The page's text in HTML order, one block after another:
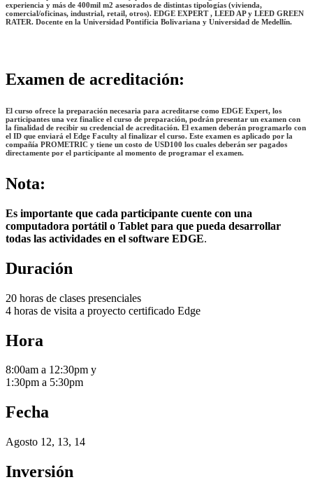
experiencia y más de 400mil m2 asesorados de distintas tipologías (vivienda,
comercial/oficinas, industrial, retail, otros). EDGE EXPERT , LEED AP y LEED GREEN
RATER. Docente en la Universidad Pontificia Bolivariana y Universidad de Medellín.
Examen de acreditación:
El curso ofrece la preparación necesaria para acreditarse como EDGE Expert, los
participantes una vez finalice el curso de preparación, podrán presentar un examen con
la finalidad de recibir su credencial de acreditación. El examen deberán programarlo con
el ID que enviará el Edge Faculty al finalizar el curso. Este examen es aplicado por la
compañía PROMETRIC y tiene un costo de USD100 los cuales deberán ser pagados
directamente por el participante al momento de programar el examen.
Nota:
Es importante que cada participante cuente con una
computadora portátil o Tablet para que pueda desarrollar
todas las actividades en el software EDGE.
Duración
20 horas de clases presenciales
4 horas de visita a proyecto certificado Edge
Hora
8:00am a 12:30pm y
1:30pm a 5:30pm
Fecha
Agosto 12, 13, 14
Inversión